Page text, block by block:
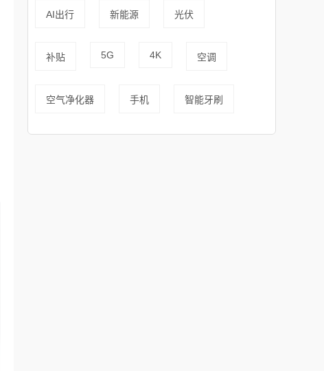
AI出行 新能源 光伏
补贴 5G 4K 空调
空气净化器 手机 智能牙刷